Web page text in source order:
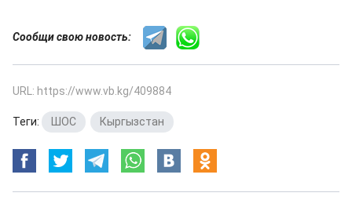
Сообщи свою новость:
URL: https://www.vb.kg/409884
Теги: ШОС Кыргызстан